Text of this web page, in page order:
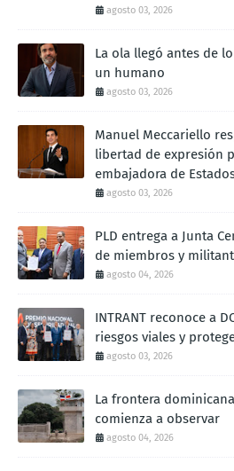
agosto 03, 2026
La ola llegó antes de
un humano
agosto 03, 2026
Manuel Meccariello
libertad de expresión
embajadora de
agosto 03, 2026
PLD entrega a Junta
de miembros y
agosto 04, 2026
INTRANT reconoce a
riesgos viales y
agosto 03, 2026
La frontera
comienza a observar
agosto 04, 2026